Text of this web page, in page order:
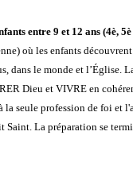
entre 9 et 12 ans (4è,
où les enfants
dans le monde et l’Église.
Dieu et VIVRE en
la seule profession de foi et
Saint. La préparation se